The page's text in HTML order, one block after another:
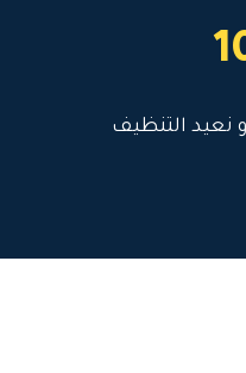
نعيد التنظيف